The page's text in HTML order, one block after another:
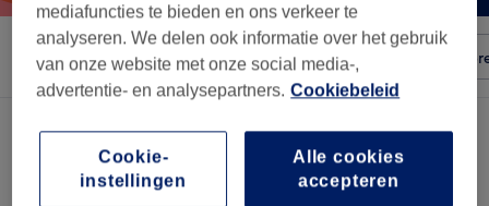
Sorteer op Elke prijs Voorzieningen
mediafuncties te bieden en ons verkeer te
analyseren. We delen ook informatie over het gebruik
van onze website met onze social media-,
advertentie- en analysepartners. Cookiebeleid
Alle cookies
accepteren
Cookie-
instellingen